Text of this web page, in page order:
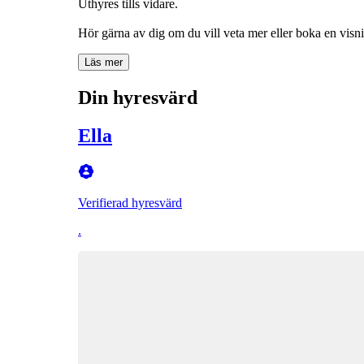
Uthyres tills vidare.
Hör gärna av dig om du vill veta mer eller boka en
Läs mer
Din hyresvärd
Ella
Verifierad hyresvärd
.